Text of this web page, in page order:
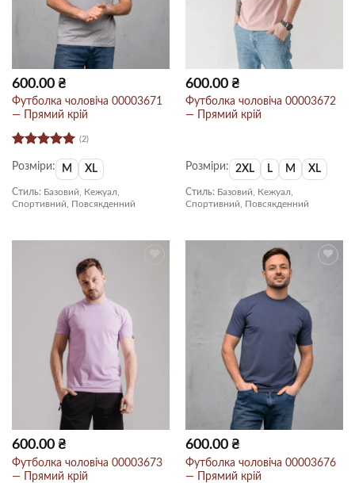
600.00 ₴
Футболка чоловіча 00003671
— Прямий крій
Оцінено в
5з 5
(2)
Розміри: M XL
Стиль: Базовий, Кежуал,
Спортивний, Повсякденний
600.00 ₴
Футболка чоловіча 00003672
— Прямий крій
Розміри: 2XL L M XL
Стиль: Базовий, Кежуал,
Спортивний, Повсякденний
600.00 ₴
Футболка чоловіча 00003673
— Прямий крій
600.00 ₴
Футболка чоловіча 00003676
— Прямий крій